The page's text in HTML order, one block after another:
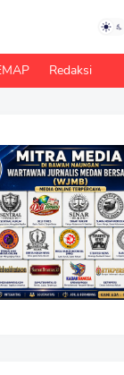
Redaksi